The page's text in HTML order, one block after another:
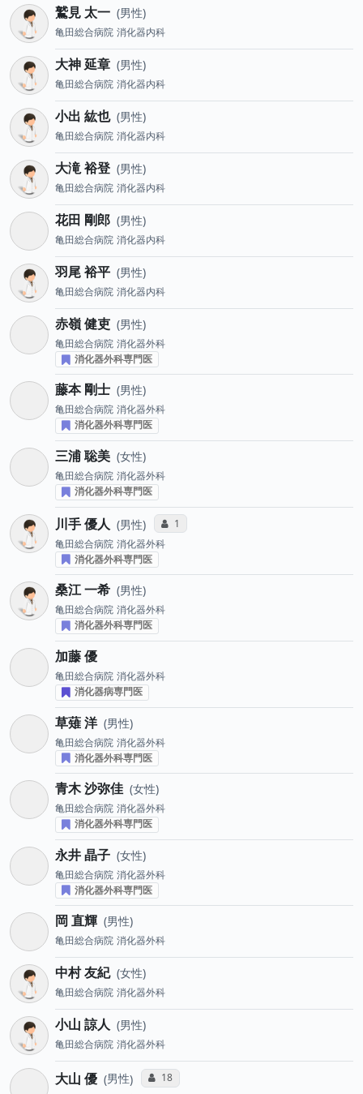
鷲見 太一 男性
亀田総合病院 消化器内科
大神 延章 男性
亀田総合病院 消化器内科
小出 紘也 男性
亀田総合病院 消化器内科
大滝 裕登 男性
亀田総合病院 消化器内科
花田 剛郎 男性
亀田総合病院 消化器内科
羽尾 裕平 男性
亀田総合病院 消化器内科
赤嶺 健吏 男性
亀田総合病院 消化器外科
消化器外科専門医
藤本 剛士 男性
亀田総合病院 消化器外科
消化器外科専門医
三浦 聡美 女性
亀田総合病院 消化器外科
消化器外科専門医
川手 優人 男性 コミュニケーション・タイプ投票数
1
亀田総合病院 消化器外科
消化器外科専門医
桑江 一希 男性
亀田総合病院 消化器外科
消化器外科専門医
加藤 優
亀田総合病院 消化器外科
消化器病専門医
草薙 洋 男性
亀田総合病院 消化器外科
消化器外科専門医
青木 沙弥佳 女性
亀田総合病院 消化器外科
消化器外科専門医
永井 晶子 女性
亀田総合病院 消化器外科
消化器外科専門医
岡 直輝 男性
亀田総合病院 消化器外科
中村 友紀 女性
亀田総合病院 消化器外科
小山 諒人 男性
亀田総合病院 消化器外科
大山 優 男性 コミュニケーション・タイプ投票数
18